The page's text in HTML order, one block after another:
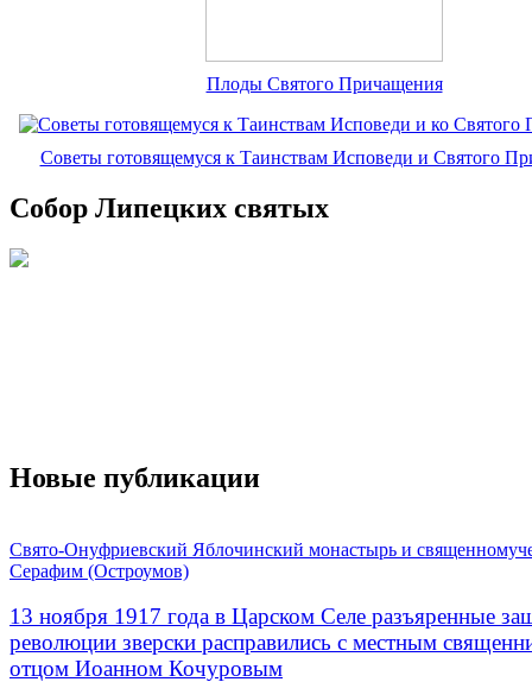
Плоды Святого Причащения
Советы готовящемуся к Таинствам Исповеди и Святого
Собор Липецких святых
Новые публикации
Свято-Онуфриевский Яблочинский монастырь и
Серафим (Остроумов)
13 ноября 1917 года в Царском Селе разъяренные
революции зверски расправились с местным
отцом Иоанном Кочуровым